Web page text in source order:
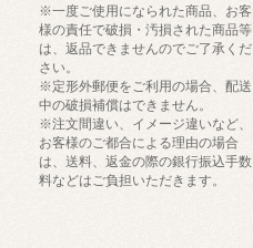
※一度ご使用になられた商品、お客
様の責任で破損・汚損された商品等
は、返品できませんのでご了承くだ
さい。
※定形外郵便をご利用の場合、配送
中の破損補償はできません。
※注文間違い、イメージ違いなど、
お客様のご都合による理由の場合
は、送料、返金の際の銀行振込手数
料などはご負担いただきます。